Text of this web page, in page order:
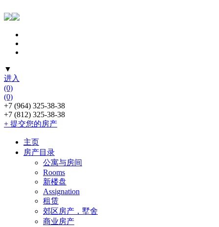
▼
进入
(0)
(0)
+7 (964) 325-38-38
+7 (812) 325-38-38
+ 提交您的房产
主页
房产目录
公寓与房间
Rooms
新楼盘
Assignation
租赁
郊区房产，墅舍
商业房产